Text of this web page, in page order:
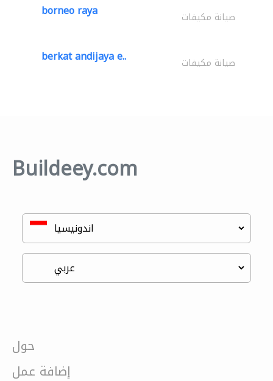
borneo raya صيانة مكيفات
berkat andijaya e.. صيانة مكيفات
Buildeey.com
حول
إضافة عمل